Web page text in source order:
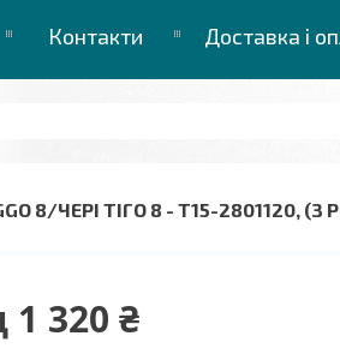
Контакти Доставка і
8/ЧЕРІ ТІГО 8 - T15-2801120, (З
1 320 ₴